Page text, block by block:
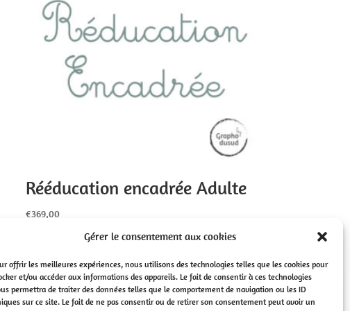
Gérer le consentement aux cookies
offrir les meilleures expériences, nous utilisons des technologies telles que les cookies pour
et/ou accéder aux informations des appareils. Le fait de consentir à ces technologies
permettra de traiter des données telles que le comportement de navigation ou les ID
sur ce site. Le fait de ne pas consentir ou de retirer son consentement peut avoir un
Rééducation encadrée Adulte
€369,00